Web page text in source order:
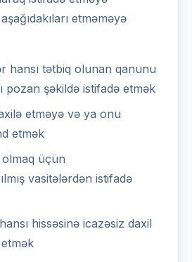
etməməyə
hansı tətbiq olunan qanunu
pozan şəkildə istifadə etmək
etməyə və ya onu
etmək
üçün
vasitələrdən istifadə
hissəsinə icazəsiz daxil